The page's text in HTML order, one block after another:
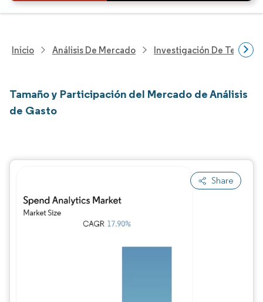
Inicio Análisis De Mercado Investigación De
Tamaño y Participación del Mercado de Análisis
de Gasto
Share